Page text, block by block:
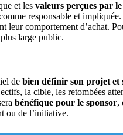
et les valeurs perçues par
responsable et
leur comportement d’achat.
large public.
de bien définir son projet et
la cible, les retombées
bénéfique pour le sponsor,
ou de l’initiative.